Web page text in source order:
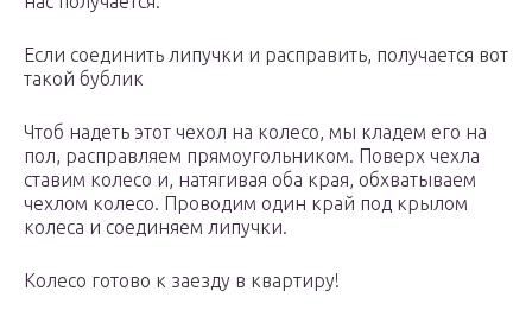
Если соединить липучки и расправить, получается вот
такой бублик
Чтоб надеть этот чехол на колесо, мы кладем его на
пол, расправляем прямоугольником. Поверх чехла
ставим колесо и, натягивая оба края, обхватываем
чехлом колесо. Проводим один край под крылом
колеса и соединяем липучки.
Колесо готово к заезду в квартиру!